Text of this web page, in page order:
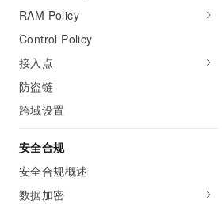
RAM Policy
Control Policy
接入点
防盗链
跨域设置
安全合规
安全合规概述
数据加密